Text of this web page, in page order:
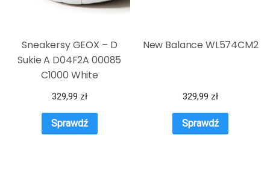
Sneakersy GEOX – D
Sukie A D04F2A 00085
C1000 White
329,99 zł
Sprawdź
New Balance WL574CM2
329,99 zł
Sprawdź